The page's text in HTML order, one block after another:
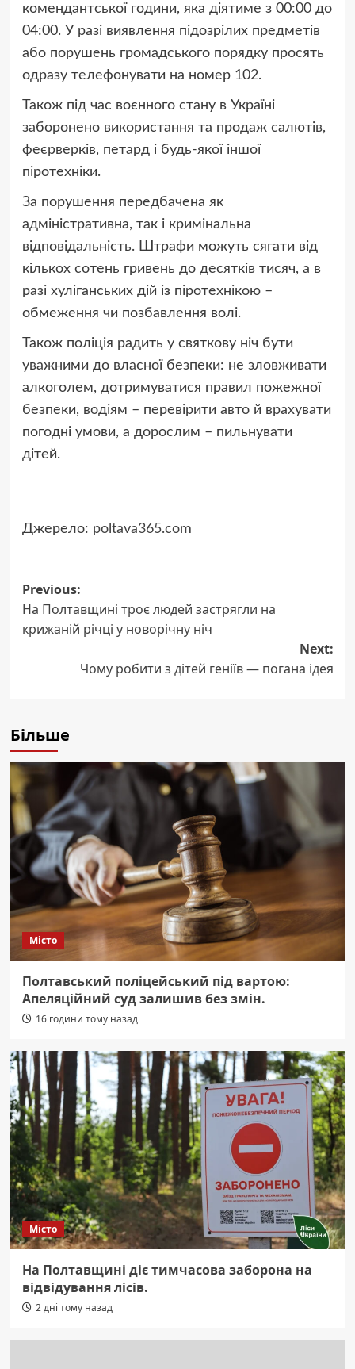
комендантської години, яка діятиме з 00:00 до
04:00. У разі виявлення підозрілих предметів
або порушень громадського порядку просять
одразу телефонувати на номер 102.
Також під час воєнного стану в Україні
заборонено використання та продаж салютів,
феєрверків, петард і будь-якої іншої
піротехніки.
За порушення передбачена як
адміністративна, так і кримінальна
відповідальність. Штрафи можуть сягати від
кількох сотень гривень до десятків тисяч, а в
разі хуліганських дій із піротехнікою –
обмеження чи позбавлення волі.
Також поліція радить у святкову ніч бути
уважними до власної безпеки: не зловживати
алкоголем, дотримуватися правил пожежної
безпеки, водіям – перевірити авто й врахувати
погодні умови, а дорослим – пильнувати
дітей.
Джерело: poltava365.com
Post
navigation
Previous:
На Полтавщині троє людей застрягли на
крижаній річці у новорічну ніч
Next:
Чому робити з дітей геніїв — погана ідея
Більше
Місто
Полтавський поліцейський під вартою:
Апеляційний суд залишив без змін.
16 години тому назад
Місто
На Полтавщині діє тимчасова заборона на
відвідування лісів.
2 дні тому назад